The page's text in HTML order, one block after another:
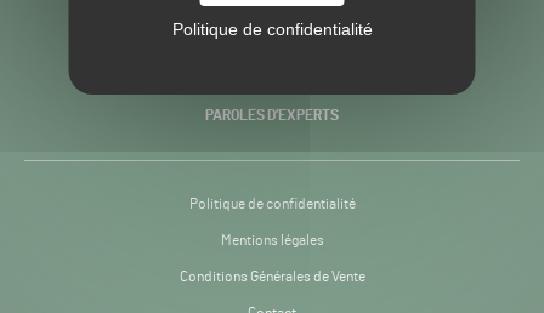
Politique de confidentialité
PRATIQUES
PAROLES D’EXPERTS
Politique de confidentialité
Mentions légales
Conditions Générales de Vente